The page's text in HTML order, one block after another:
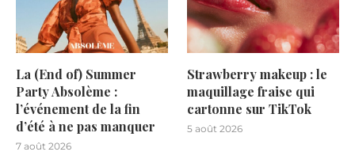
La (End of) Summer
Party Absolème :
l’événement de la fin
d’été à ne pas manquer
7 août 2026
Strawberry makeup : le
maquillage fraise qui
cartonne sur TikTok
5 août 2026